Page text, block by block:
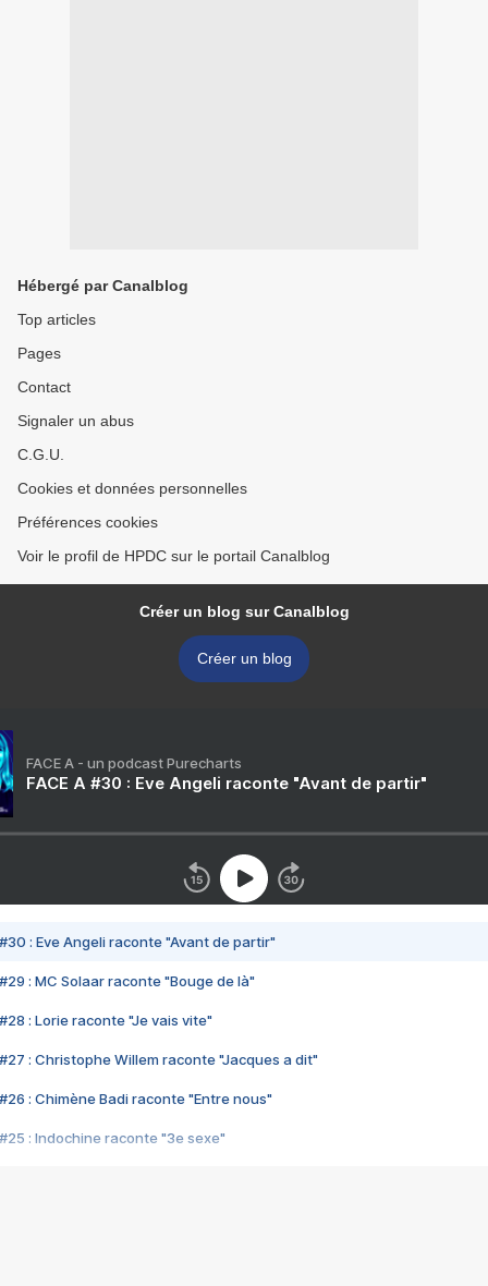
Hébergé par Canalblog
Top articles
Pages
Contact
Signaler un abus
C.G.U.
Cookies et données personnelles
Préférences cookies
Voir le profil de HPDC sur le portail Canalblog
Créer un blog sur Canalblog
Créer un blog
FACE A - un podcast Purecharts
FACE A #30 : Eve Angeli raconte "Avant de partir"
#30 : Eve Angeli raconte "Avant de partir"
#29 : MC Solaar raconte "Bouge de là"
#28 : Lorie raconte "Je vais vite"
#27 : Christophe Willem raconte "Jacques a dit"
#26 : Chimène Badi raconte "Entre nous"
#25 : Indochine raconte "3e sexe"